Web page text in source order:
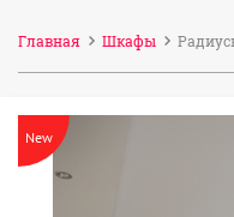
Главная Шкафы
New